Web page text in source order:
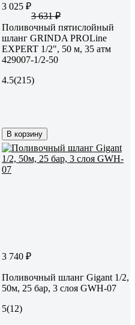
3 025 ₽
3 631 ₽
Поливочный пятислойный
шланг GRINDA PROLine
EXPERT 1/2", 50 м, 35 атм
429007-1/2-50
4.5(215)
В корзину
3 740 ₽
Поливочный шланг Gigant 1/2,
50м, 25 бар, 3 слоя GWH-07
5(12)